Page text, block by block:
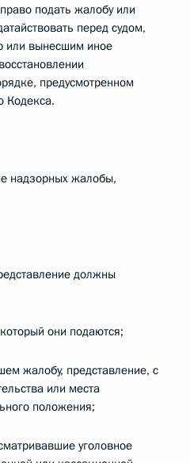
подать жалобу или
перед судом,
или вынесшим иное
предусмотренном
Кодекса.
надзорных жалобы,
должны
они подаются;
жалобу, представление, с
или места
положения;
уголовное